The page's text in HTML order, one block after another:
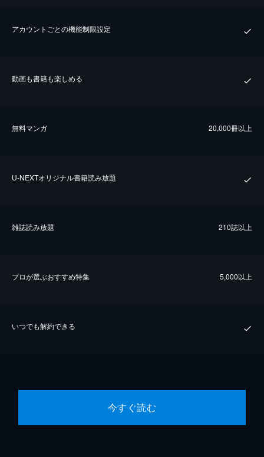
アカウントごとの機能制限設定
動画も書籍も楽しめる
無料マンガ 20,000冊以上
U-NEXTオリジナル書籍読み放題
雑誌読み放題 210誌以上
プロが選ぶおすすめ特集 5,000以上
いつでも解約できる
今すぐ読む